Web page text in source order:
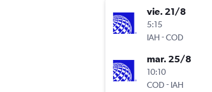
vie. 21/8
5:15
IAH -COD
mar. 25/8
10:10
COD - IAH